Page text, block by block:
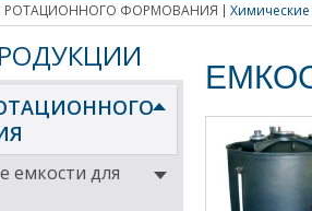
РОТАЦИОННОГО ФОРМОВАНИЯ
емкости для